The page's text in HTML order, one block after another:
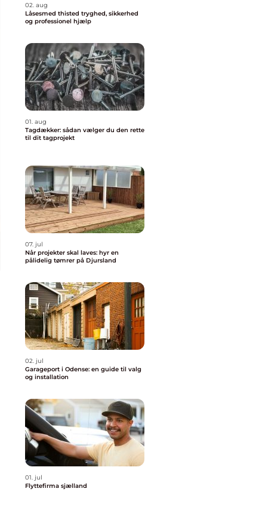
02. aug
Låsesmed thisted tryghed, sikkerhed
og professionel hjælp
01. aug
Tagdækker: sådan vælger du den rette
til dit tagprojekt
07. jul
Når projekter skal laves: hyr en
pålidelig tømrer på Djursland
02. jul
Garageport i Odense: en guide til valg
og installation
01. jul
Flyttefirma sjælland